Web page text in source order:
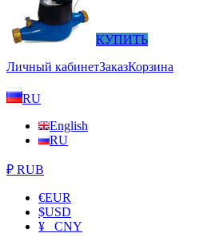
КУПИТЬ
Личный кабинетЗаказКорзина
RU
English
RU
₽ RUB
€EUR
$USD
¥ CNY